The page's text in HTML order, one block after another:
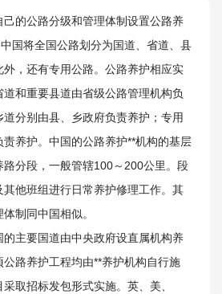
的公路分级和管理体制设置公路养
国将全国公路划分为国道、省道、县
，还有专用公路。公路养护相应实
和重要县道由省级公路管理机构负
分别由县、乡政府负责养护；专用
养护。中国的公路养护**机构的基层
分段，一般管辖100～200公里。段
他班组进行日常养护修理工作。其
制同中国相似。
主要国道由中央政府设直属机构养
路养护工程均由**养护机构自行施
取招标发包形式实施。英、美、